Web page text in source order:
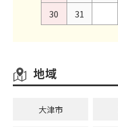
30
31
地域
大津市